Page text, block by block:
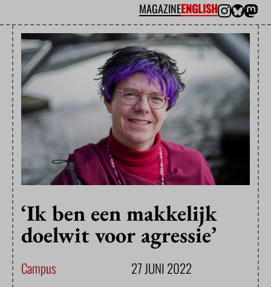
MAGAZINEENGLISH
‘Ik ben een makkelijk
doelwit voor agressie’
Campus 27 JUNI 2022